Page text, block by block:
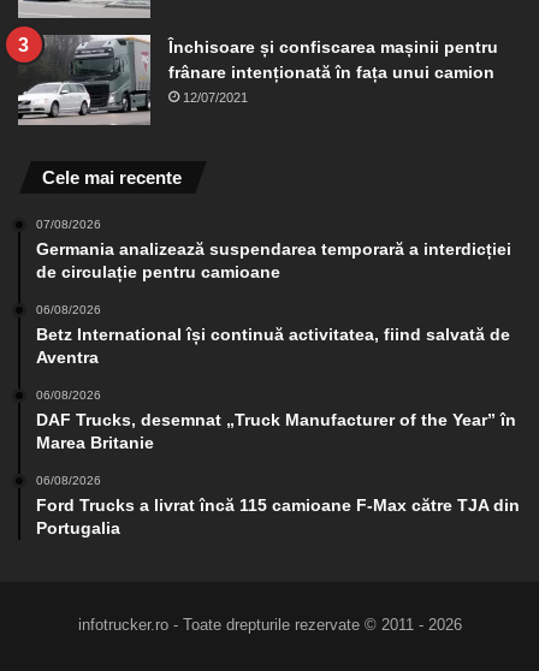
Închisoare și confiscarea mașinii pentru
frânare intenționată în fața unui camion
12/07/2021
Cele mai recente
07/08/2026
Germania analizează suspendarea temporară a interdicției
de circulație pentru camioane
06/08/2026
Betz International își continuă activitatea, fiind salvată de
Aventra
06/08/2026
DAF Trucks, desemnat „Truck Manufacturer of the Year” în
Marea Britanie
06/08/2026
Ford Trucks a livrat încă 115 camioane F-Max către TJA din
Portugalia
infotrucker.ro - Toate drepturile rezervate © 2011 - 2026